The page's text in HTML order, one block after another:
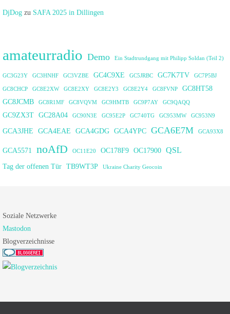
DjDog zu SAFA 2025 in Dillingen
amateurradio Demo Ein Stadtrundgang mit Philipp Soldan (Teil 2)
GC3G23Y GC3HNHF GC3VZBE GC4C9XE GC5JRBC GC7K7TV GC7P5BJ
GC8CHCP GC8E2XW GC8E2XY GC8E2Y3 GC8E2Y4 GC8FVNP
GC8HT58
GC8JCMB
GC8R1MF GC8VQVM GC9HMTB GC9P7AY GC9QAQQ
GC9ZX3T GC28A04 GC90N3E GC95E2P GC740TG GC953MW GC953N9
GCA3JHE GCA4EAE GCA4GDG GCA4YPC GCA6E7M GCA93X8
GCA5571 noAfD OC11E20 OC178F9 OC17900 QSL
Tag der offenen Tür TB9WT3P Ukraine Charity Geocoin
Soziale Netzwerke
Mastodon
Blogverzeichnisse